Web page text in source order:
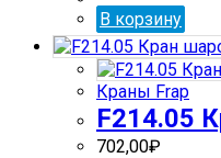
В корзину
Краны Frap
F214.05
702,00₽